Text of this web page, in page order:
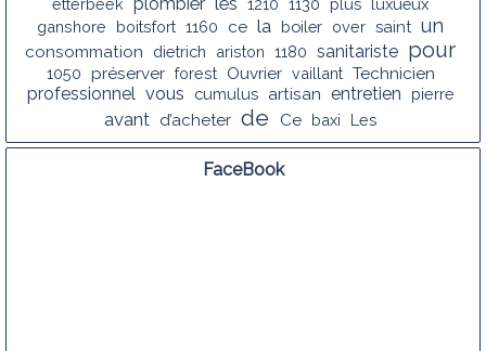
ganshore
boitsfort 1160 ce la boiler over saint un
consommation dietrich ariston 1180 sanitariste pour
1050 préserver forest Ouvrier vaillant Technicien
professionnel vous cumulus artisan entretien pierre
avant d’acheter de Ce baxi Les
FaceBook